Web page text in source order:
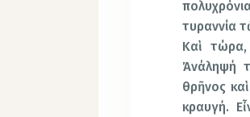
τυραννία
Καὶ
Ἀνάληψή
θρῆνος
κραυγή.